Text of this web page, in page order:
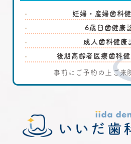
妊婦・産婦歯科
6歳臼歯健康
成人歯科健康
後期高齢者医療歯科
事前にご予約の上ご来